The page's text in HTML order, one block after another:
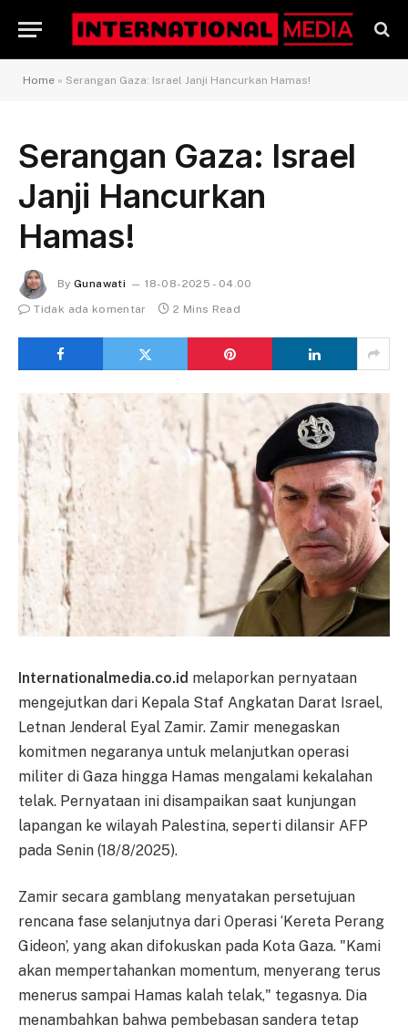
Home » Serangan Gaza: Israel Janji Hancurkan Hamas!
Serangan Gaza: Israel
Janji Hancurkan
Hamas!
By Gunawati
18-08-2025 - 04.00
Tidak ada komentar
2 Mins Read
Internationalmedia.co.id melaporkan pernyataan
mengejutkan dari Kepala Staf Angkatan Darat Israel,
Letnan Jenderal Eyal Zamir. Zamir menegaskan
komitmen negaranya untuk melanjutkan operasi
militer di Gaza hingga Hamas mengalami kekalahan
telak. Pernyataan ini disampaikan saat kunjungan
lapangan ke wilayah Palestina, seperti dilansir AFP
pada Senin (18/8/2025).
Zamir secara gamblang menyatakan persetujuan
rencana fase selanjutnya dari Operasi ‘Kereta Perang
Gideon’, yang akan difokuskan pada Kota Gaza. "Kami
akan mempertahankan momentum, menyerang terus
menerus sampai Hamas kalah telak," tegasnya. Dia
menambahkan bahwa pembebasan sandera tetap